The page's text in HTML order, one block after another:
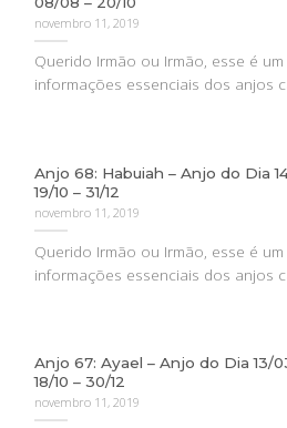
novembro 11, 2019
Querido Irmão ou Irmão, esse é
informações essenciais dos anjos
Anjo 68: Habuiah – Anjo do Dia
19/10 – 31/12
novembro 11, 2019
Querido Irmão ou Irmão, esse é
informações essenciais dos anjos
Anjo 67: Ayael – Anjo do Dia 13/
18/10 – 30/12
novembro 11, 2019